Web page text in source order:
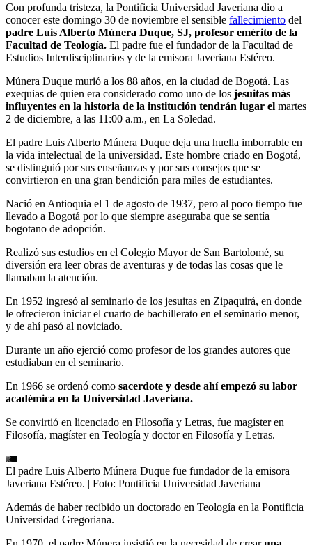
Con profunda tristeza, la Pontificia Universidad Javeriana dio a
conocer este domingo 30 de noviembre el sensible fallecimiento del
padre Luis Alberto Múnera Duque, SJ, profesor emérito de la
Facultad de Teología. El padre fue el fundador de la Facultad de
Estudios Interdisciplinarios y de la emisora Javeriana Estéreo.
Múnera Duque murió a los 88 años, en la ciudad de Bogotá. Las
exequias de quien era considerado como uno de los jesuitas más
influyentes en la historia de la institución tendrán lugar el martes
2 de diciembre, a las 11:00 a.m., en La Soledad.
El padre Luis Alberto Múnera Duque deja una huella imborrable en
la vida intelectual de la universidad. Este hombre criado en Bogotá,
se distinguió por sus enseñanzas y por sus consejos que se
convirtieron en una gran bendición para miles de estudiantes.
Nació en Antioquia el 1 de agosto de 1937, pero al poco tiempo fue
llevado a Bogotá por lo que siempre aseguraba que se sentía
bogotano de adopción.
Realizó sus estudios en el Colegio Mayor de San Bartolomé, su
diversión era leer obras de aventuras y de todas las cosas que le
llamaban la atención.
En 1952 ingresó al seminario de los jesuitas en Zipaquirá, en donde
le ofrecieron iniciar el cuarto de bachillerato en el seminario menor,
y de ahí pasó al noviciado.
Durante un año ejerció como profesor de los grandes autores que
estudiaban en el seminario.
En 1966 se ordenó como sacerdote y desde ahí empezó su labor
académica en la Universidad Javeriana.
Se convirtió en licenciado en Filosofía y Letras, fue magíster en
Filosofía, magíster en Teología y doctor en Filosofía y Letras.
El padre Luis Alberto Múnera Duque fue fundador de la emisora
Javeriana Estéreo. | Foto: Pontificia Universidad Javeriana
Además de haber recibido un doctorado en Teología en la Pontificia
Universidad Gregoriana.